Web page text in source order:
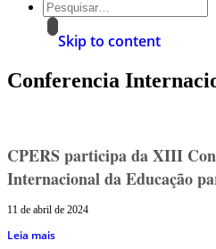
Skip to content
Conferencia
CPERS participa da XIII
Internacional da Educação
11 de abril de 2024
Leia mais